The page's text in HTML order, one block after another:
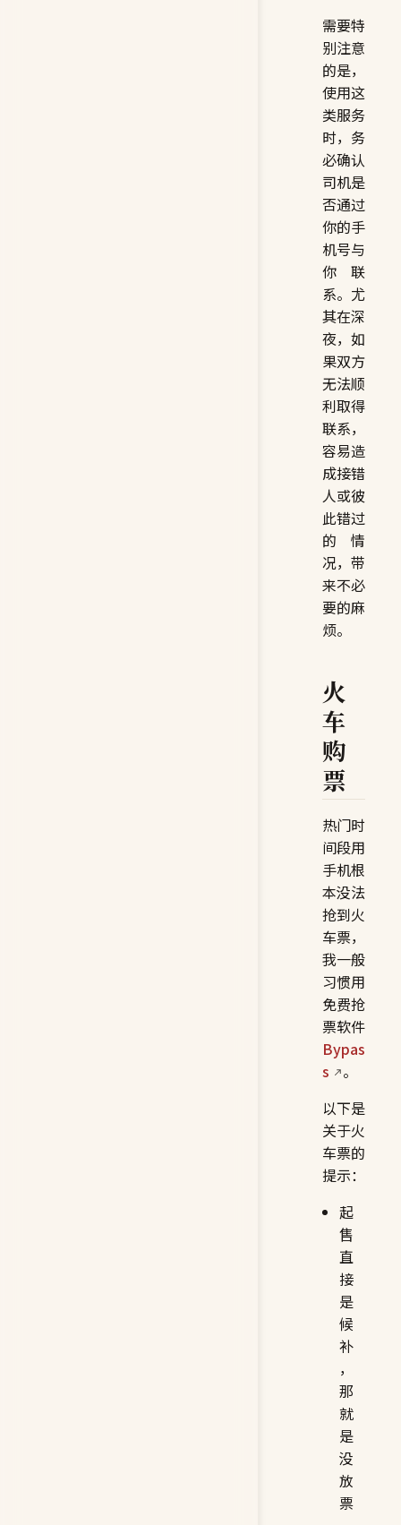
需要特
别注意
的是，
使用这
类服务
时，务
必确认
司机是
否通过
你的手
机号与
你联
系。尤
其在深
夜，如
果双方
无法顺
利取得
联系，
容易造
成接错
人或彼
此错过
的情
况，带
来不必
要的麻
烦。
火
车
购
票
热门时
间段用
手机根
本没法
抢到火
车票，
我一般
习惯用
免费抢
票软件
Bypas
s
。
以下是
关于火
车票的
提示：
起
售
直
接
是
候
补
，
那
就
是
没
放
票